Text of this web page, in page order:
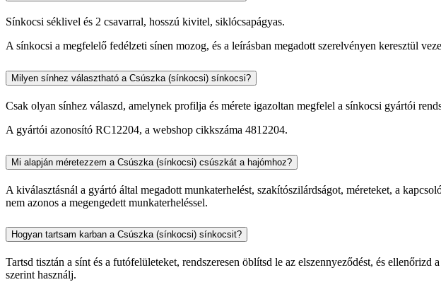
Sínkocsi séklivel és 2 csavarral, hosszú kivitel, siklócsapágyas.
A sínkocsi a megfelelő fedélzeti sínen mozog, és a leírásban megadott szerelvényen keresztül
Milyen sínhez választható a Csúszka (sínkocsi) sínkocsi?
Csak olyan sínhez válaszd, amelynek profilja és mérete igazoltan megfelel a sínkocsi gyártói
A gyártói azonosító RC12204, a webshop cikkszáma 4812204.
Mi alapján méretezzem a Csúszka (sínkocsi) csúszkát a hajómhoz?
A kiválasztásnál a gyártó által megadott munkaterhelést, szakítószilárdságot, méreteket, a
nem azonos a megengedett munkaterheléssel.
Hogyan tartsam karban a Csúszka (sínkocsi) sínkocsit?
Tartsd tisztán a sínt és a futófelületeket, rendszeresen öblítsd le az elszennyeződést, és
szerint használj.